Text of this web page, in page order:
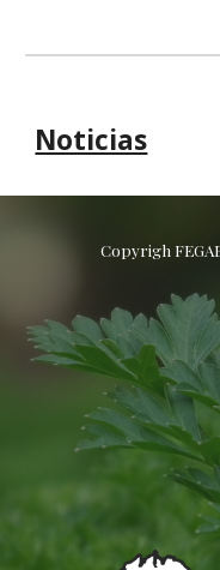
Noticias
Copyrigh